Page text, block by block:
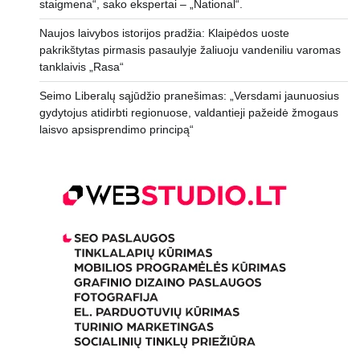
staigmena“, sako ekspertai – „National“.
Naujos laivybos istorijos pradžia: Klaipėdos uoste
pakrikštytas pirmasis pasaulyje žaliuoju vandeniliu varomas
tanklaivis „Rasa“
Seimo Liberalų sąjūdžio pranešimas: „Versdami jaunuosius
gydytojus atidirbti regionuose, valdantieji pažeidė žmogaus
laisvo apsisprendimo principą“